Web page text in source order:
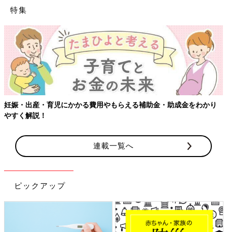
特集
妊娠・出産・育児にかかる費用やもらえる補助金・助成金をわかり
やすく解説！
連載一覧へ
ピックアップ